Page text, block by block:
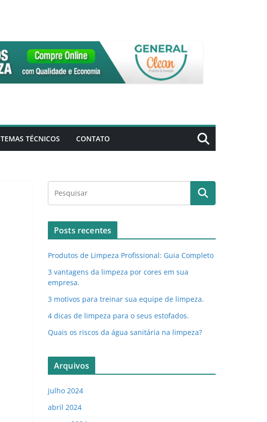
TEMAS TÉCNICOS CONTATO
Posts recentes
Produtos de Limpeza Profissional: Guia Completo
3 vantagens da limpeza por cores em sua
empresa.
3 motivos para treinar sua equipe de limpeza.
4 dicas de limpeza para o seus estofados.
Quais os riscos da água sanitária na limpeza?
Arquivos
julho 2024
abril 2024